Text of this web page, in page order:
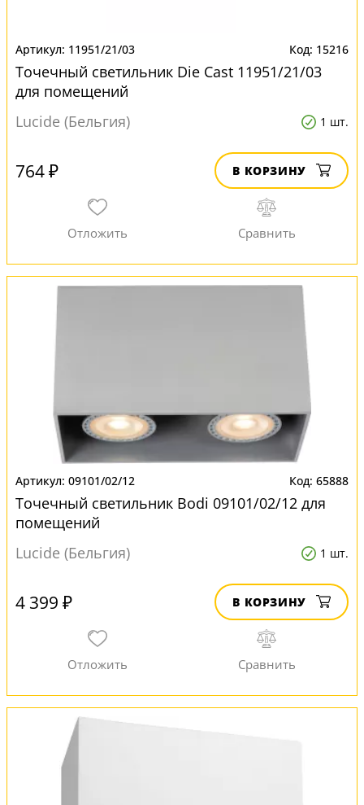
11951/21/03 15216
Точечный светильник Die Cast 11951/21/03
для помещений
Lucide (Бельгия)
1 шт.
764 ₽ В КОРЗИНУ
09101/02/12 65888
Точечный светильник Bodi 09101/02/12 для
помещений
Lucide (Бельгия)
1 шт.
4 399 ₽ В КОРЗИНУ